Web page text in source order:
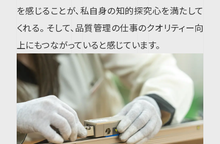
を感じることが、私自身の知的探究心を満たして
くれる。 そして、品質管理の仕事のクオリティー向
上にもつながっていると感じています。